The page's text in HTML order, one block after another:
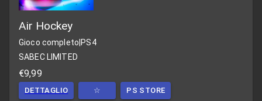
Air Hockey
Gioco completo PS4
SABEC LIMITED
€9,99
DETTAGLIO ☆ PS STORE